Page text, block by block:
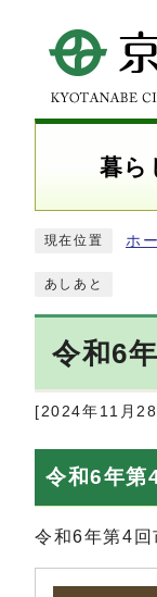
暮ら
現在位置 ホ
あしあと
令和6
[2024年11月28
令和6年第
令和6年第4回